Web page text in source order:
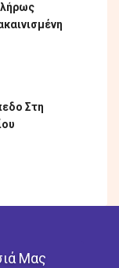
Στη
Μας